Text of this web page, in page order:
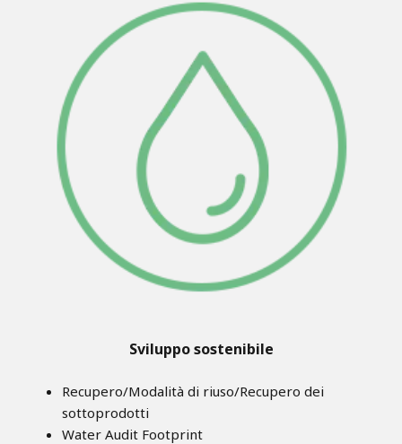
Sviluppo sostenibile
Recupero/Modalità di riuso/Recupero dei
sottoprodotti
Water Audit Footprint